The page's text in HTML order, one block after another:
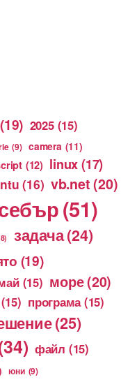
(19) 2025 (15)
(9) camera (11)
(12) linux(17)
(16) vb.net(20)
(51)
задача(24)
(19)
(15) море(20)
(15) програма (15)
(25)
файл (15)
юни (9)